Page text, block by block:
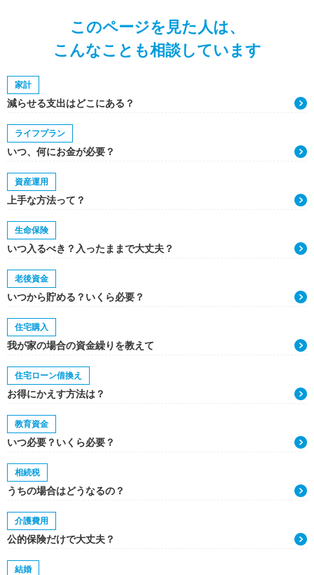
このページを見た人は、
こんなことも相談しています
家計
減らせる支出はどこにある？
ライフプラン
いつ、何にお金が必要？
資産運用
上手な方法って？
生命保険
いつ入るべき？入ったままで大丈夫？
老後資金
いつから貯める？いくら必要？
住宅購入
我が家の場合の資金繰りを教えて
住宅ローン借換え
お得にかえす方法は？
教育資金
いつ必要？いくら必要？
相続税
うちの場合はどうなるの？
介護費用
公的保険だけで大丈夫？
結婚